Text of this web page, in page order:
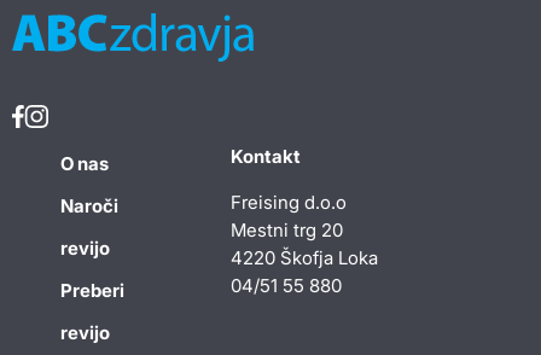
O nas
Naroči
revijo
Preberi
revijo
Kontakt
Freising d.o.o
Mestni trg 20
4220 Škofja Loka
04/51 55 880